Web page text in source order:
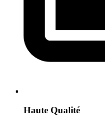
Haute Qualité